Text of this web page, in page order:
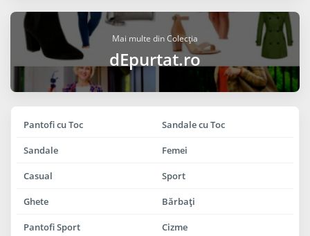
Mai multe din Colecția
dEpurtat.ro
Pantofi cu Toc Sandale cu Toc
Sandale Femei
Casual Sport
Ghete Bărbaţi
Pantofi Sport Cizme